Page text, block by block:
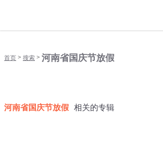
首页 > 搜索 > 河南省国庆节放假
河南省国庆节放假 相关的专辑